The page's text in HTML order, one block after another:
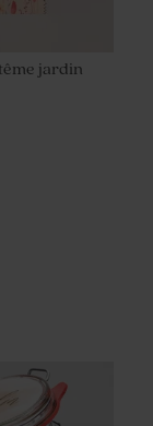
jardin
et dorure